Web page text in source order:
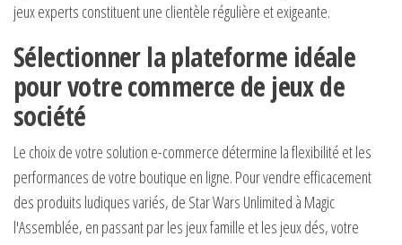
jeux experts constituent une clientèle régulière et exigeante.
Sélectionner la plateforme idéale
pour votre commerce de jeux de
société
Le choix de votre solution e-commerce détermine la flexibilité et les
performances de votre boutique en ligne. Pour vendre efficacement
des produits ludiques variés, de Star Wars Unlimited à Magic
l'Assemblée, en passant par les jeux famille et les jeux dés, votre